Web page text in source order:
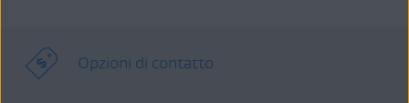
Opzioni di contatto